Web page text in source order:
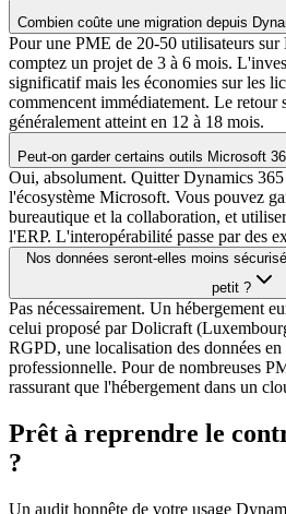
Combien coûte une migration depuis
Pour une PME de 20-50 utilisateurs sur
comptez un projet de 3 à 6 mois.
significatif mais les économies sur les
commencent immédiatement. Le retour
généralement atteint en 12 à 18 mois.
Peut-on garder certains outils Microsoft
Oui, absolument. Quitter Dynamics
l'écosystème Microsoft. Vous pouvez
bureautique et la collaboration, et
l'ERP. L'interopérabilité passe par des
Nos données seront-elles moins
petit ?
Pas nécessairement. Un hébergement
celui proposé par Dolicraft
RGPD, une localisation des données
professionnelle. Pour de nombreuses
rassurant que l'hébergement dans un
Prêt à reprendre le
?
Un audit honnête de votre usage